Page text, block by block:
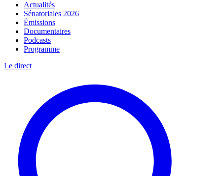
Actualités
Sénatoriales 2026
Émissions
Documentaires
Podcasts
Programme
Le direct